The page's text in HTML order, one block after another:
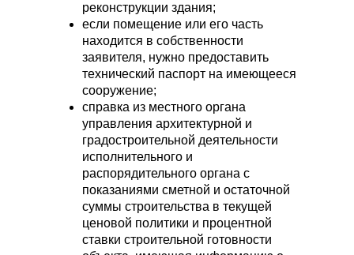
реконструкции здания;
если помещение или его часть
находится в собственности
заявителя, нужно предоставить
технический паспорт на имеющееся
сооружение;
справка из местного органа
управления архитектурной и
градостроительной деятельности
исполнительного и
распорядительного органа с
показаниями сметной и остаточной
суммы строительства в текущей
ценовой политики и процентной
ставки строительной готовности
+375
Заказать
ОБРАТНЫЙ ЗВОНОК
Готовые решения
Кредиты и субсидии
Статьи
Портфолио
Цены
Проектирование
Калькулятор
Строительство по 95
Монолитные работы
Фундамент под ключ